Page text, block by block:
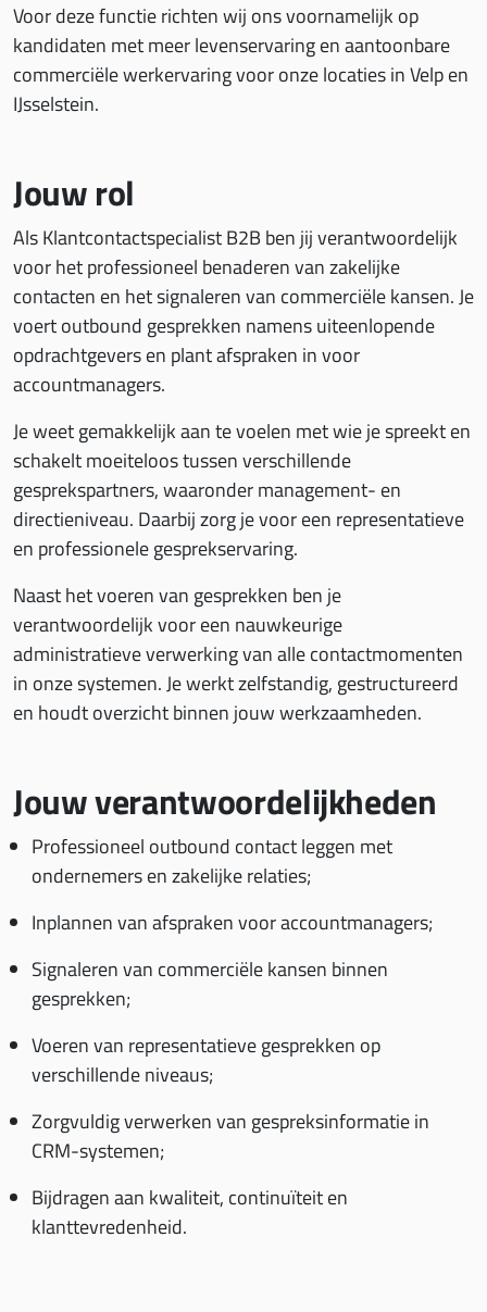
Voor deze functie richten wij ons voornamelijk op
kandidaten met meer levenservaring en aantoonbare
commerciële werkervaring voor onze locaties in Velp en
IJsselstein.
Jouw rol
Als Klantcontactspecialist B2B ben jij verantwoordelijk
voor het professioneel benaderen van zakelijke
contacten en het signaleren van commerciële kansen. Je
voert outbound gesprekken namens uiteenlopende
opdrachtgevers en plant afspraken in voor
accountmanagers.
Je weet gemakkelijk aan te voelen met wie je spreekt en
schakelt moeiteloos tussen verschillende
gesprekspartners, waaronder management- en
directieniveau. Daarbij zorg je voor een representatieve
en professionele gesprekservaring.
Naast het voeren van gesprekken ben je
verantwoordelijk voor een nauwkeurige
administratieve verwerking van alle contactmomenten
in onze systemen. Je werkt zelfstandig, gestructureerd
en houdt overzicht binnen jouw werkzaamheden.
Jouw verantwoordelijkheden
Professioneel outbound contact leggen met
ondernemers en zakelijke relaties;
Inplannen van afspraken voor accountmanagers;
Signaleren van commerciële kansen binnen
gesprekken;
Voeren van representatieve gesprekken op
verschillende niveaus;
Zorgvuldig verwerken van gespreksinformatie in
CRM-systemen;
Bijdragen aan kwaliteit, continuïteit en
klanttevredenheid.